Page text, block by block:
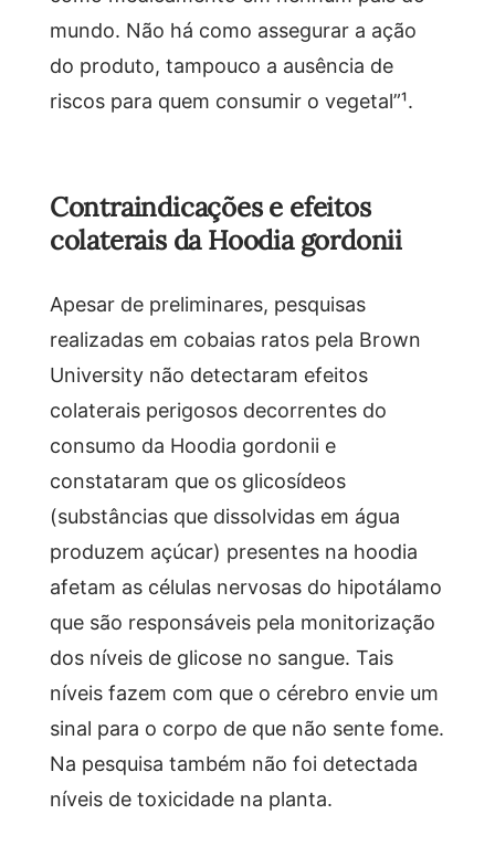
mundo. Não há como assegurar a ação
do produto, tampouco a ausência de
riscos para quem consumir o vegetal”¹.
Contraindicações e efeitos
colaterais da Hoodia gordonii
Apesar de preliminares, pesquisas
realizadas em cobaias ratos pela Brown
University não detectaram efeitos
colaterais perigosos decorrentes do
consumo da Hoodia gordonii e
constataram que os glicosídeos
(substâncias que dissolvidas em água
produzem açúcar) presentes na hoodia
afetam as células nervosas do hipotálamo
que são responsáveis pela monitorização
dos níveis de glicose no sangue. Tais
níveis fazem com que o cérebro envie um
sinal para o corpo de que não sente fome.
Na pesquisa também não foi detectada
níveis de toxicidade na planta.